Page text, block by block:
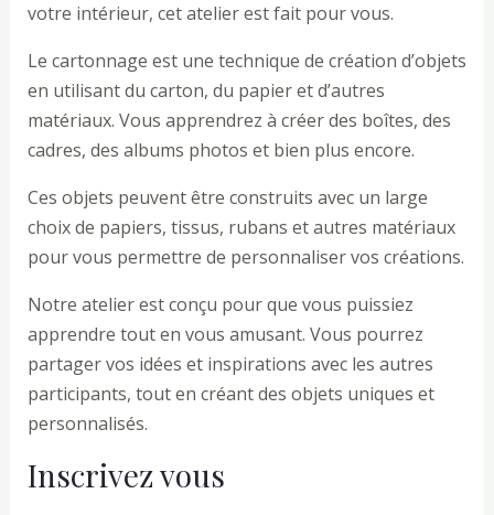
votre intérieur, cet atelier est fait pour vous.
Le cartonnage est une technique de création d’objets
en utilisant du carton, du papier et d’autres
matériaux. Vous apprendrez à créer des boîtes, des
cadres, des albums photos et bien plus encore.
Ces objets peuvent être construits avec un large
choix de papiers, tissus, rubans et autres matériaux
pour vous permettre de personnaliser vos créations.
Notre atelier est conçu pour que vous puissiez
apprendre tout en vous amusant. Vous pourrez
partager vos idées et inspirations avec les autres
participants, tout en créant des objets uniques et
personnalisés.
Inscrivez vous